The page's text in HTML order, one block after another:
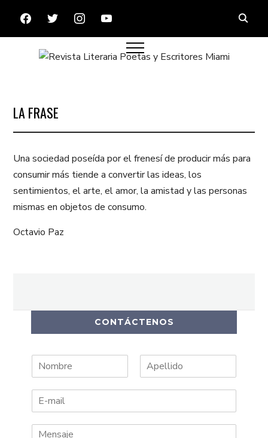
FACEBOOKTWITTERINSTAGRAMYOUTUBE
LA FRASE
Una sociedad poseída por el frenesí de producir más para
consumir más tiende a convertir las ideas, los
sentimientos, el arte, el amor, la amistad y las personas
mismas en objetos de consumo.
Octavio Paz
CONTÁCTENOS
o
b
p
l